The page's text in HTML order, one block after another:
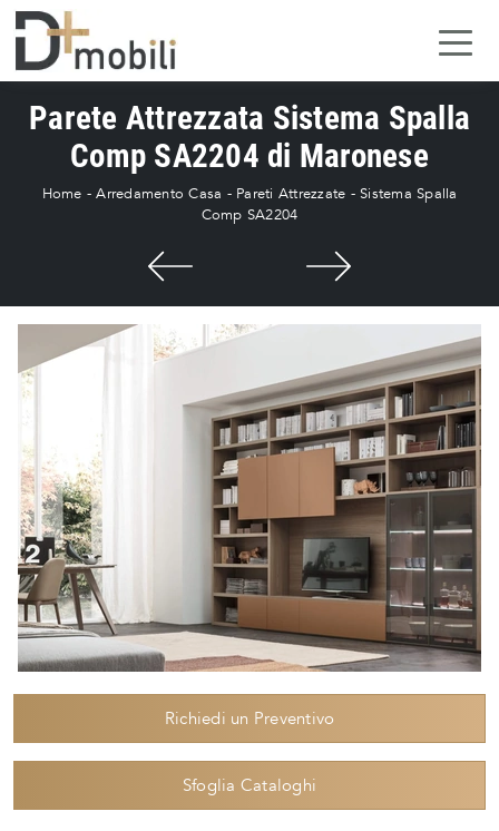
Parete Attrezzata Sistema Spalla
Comp SA2204 di Maronese
Home -Arredamento Casa - Pareti Attrezzate - Sistema Spalla
Comp SA2204
Richiedi un Preventivo
Sfoglia Cataloghi